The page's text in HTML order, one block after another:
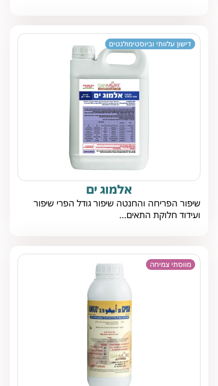
דישון עלוותי וביוסטימולנטים
אלמוג ים
שיפור הפריחה והחנטה שיפור גודל הפרי שיפור
ועידוד חלוקת התאים...
מווסתי צמיחה